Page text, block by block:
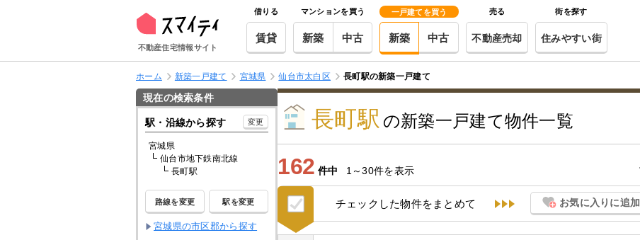
不動産住宅情報サイト
借りる
賃貸
マンションを買う
新築 中古
一戸建てを買う
新築 中古
売る
不動産売却
街を探す
住みやすい街
ホーム 新築一戸建て 宮城県 仙台市太白区 長町駅の新築一戸建て
現在の検索条件
駅・沿線から探す 変更
宮城県
仙台市地下鉄南北線
長町駅
路線を変更 駅を変更
宮城県の市区郡から探す
長町駅 の新築一戸建て物件一覧
162 件中 1～30件を表示
チェックした物件をまとめて お気に入りに追加